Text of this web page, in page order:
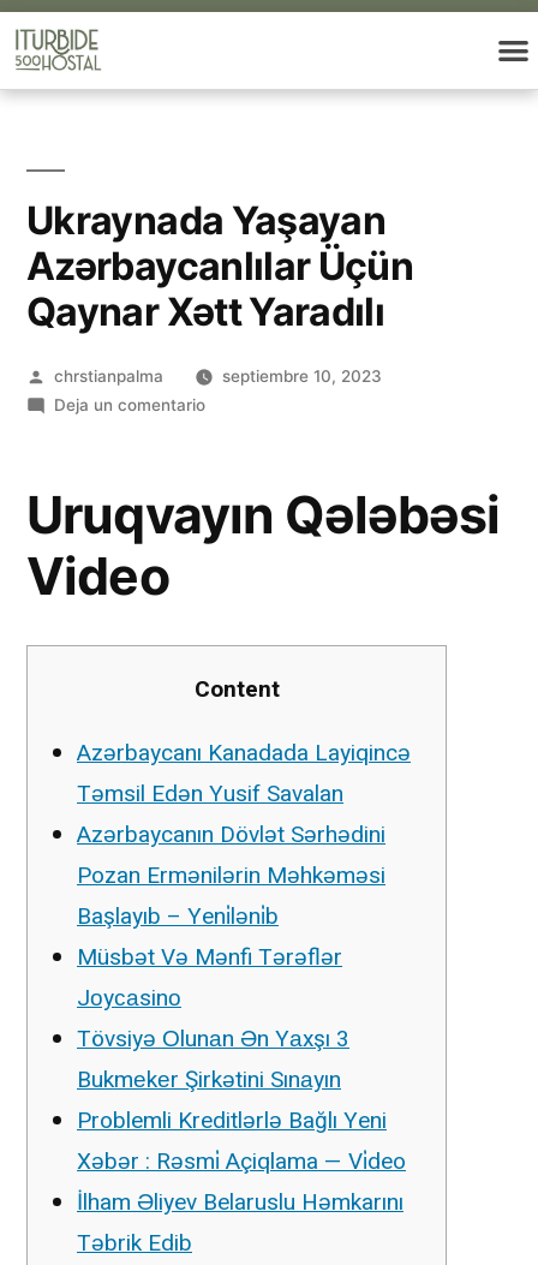
Ukraynada Yaşayan
Azərbaycanlılar Üçün
Qaynar Xətt Yaradılı
chrstianpalma
septiembre 10, 2023
Deja un comentario
Uruqvayın Qələbəsi
Video
Content
Azərbaycanı Kanadada Layiqincə
Təmsil Edən Yusif Savalan
Azərbaycanın Dövlət Sərhədini
Pozan Ermənilərin Məhkəməsi
Başlayıb – Yeni̇ləni̇b
Müsbət Və Mənfi Tərəflər
Jоyсаsinо
Tövsiyə Оlunаn Ən Yаxşı 3
Bukmеkеr Şirkətini Sınаyın
Problemli Kreditlərlə Bağlı Yeni
Xəbər : Rəsmi̇ Açiqlama — Vi̇deo
İlham Əliyev Belaruslu Həmkarını
Təbrik Edib